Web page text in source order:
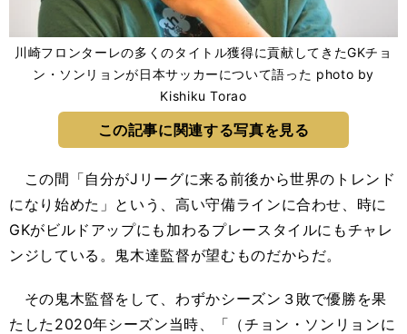
川崎フロンターレの多くのタイトル獲得に貢献してきたGKチョ
ン・ソンリョンが日本サッカーについて語った photo by
Kishiku Torao
この記事に関連する写真を見る
この間「自分がJリーグに来る前後から世界のトレンド
になり始めた」という、高い守備ラインに合わせ、時に
GKがビルドアップにも加わるプレースタイルにもチャレ
ンジしている。鬼木達監督が望むものだからだ。
その鬼木監督をして、わずかシーズン３敗で優勝を果
たした2020年シーズン当時、「（チョン・ソンリョンに